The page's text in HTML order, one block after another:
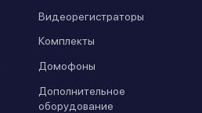
Видеорегистраторы
Комплекты
Домофоны
Дополнительное
оборудование